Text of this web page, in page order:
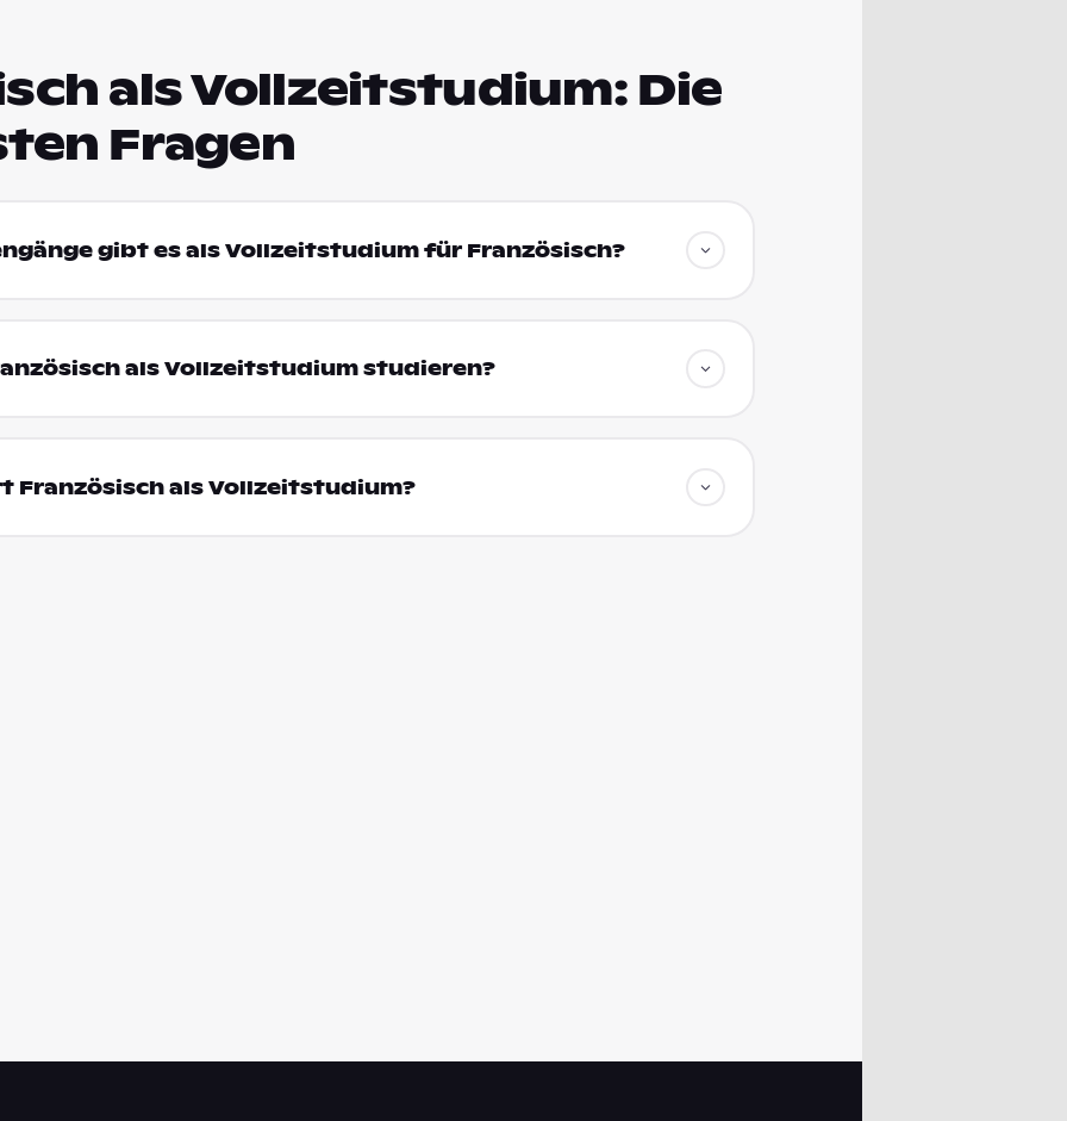
als Vollzeitstudium: Die
Fragen
gibt es als Vollzeitstudium für Französisch?
als Vollzeitstudium studieren?
Französisch als Vollzeitstudium?